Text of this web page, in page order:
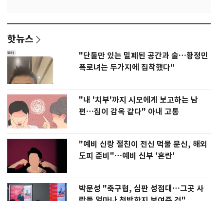
핫뉴스
"단둘만 있는 밀폐된 공간과 술…황정민
폭로녀는 두가지에 집착했다"
"내 '치부'까지 시모에게 보고하는 남
편…집이 감옥 같다" 아내 고통
"예비 신랑 절친이 전신 먹물 문신, 해외
도피 준비"…예비 신부 '혼란'
박문성 "축구협, 심판 성접대…그곳 사